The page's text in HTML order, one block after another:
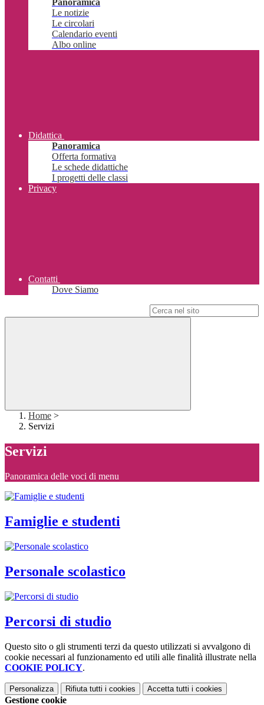
Panoramica
Le notizie
Le circolari
Calendario eventi
Albo online
Didattica
Panoramica
Offerta formativa
Le schede didattiche
I progetti delle classi
Privacy
Contatti
Dove Siamo
Home >
Servizi
Servizi
Panoramica delle voci di menu
Famiglie e studenti
Personale scolastico
Percorsi di studio
Questo sito o gli strumenti terzi da questo utilizzati si avvalgono di
cookie necessari al funzionamento ed utili alle finalità illustrate nella
COOKIE POLICY.
Personalizza Rifiuta tutti i cookies Accetta tutti i cookies
Gestione cookie